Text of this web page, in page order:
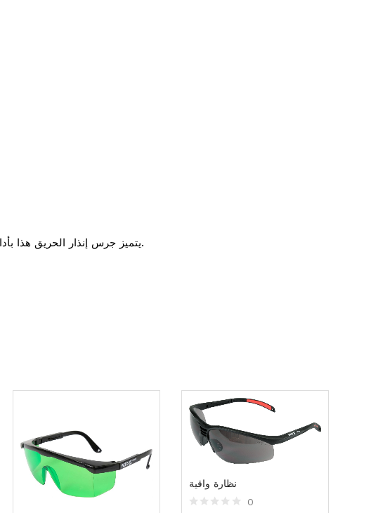
يتميز جرس إنذار الحريق هذا بأداء موثوق في مختلف البيئات، مع مستوى صوت عالٍ، وتصميم متين، وحجم مدمج. مناسب لأنظمة الأمان والسلامة.
نظارة واقية
0